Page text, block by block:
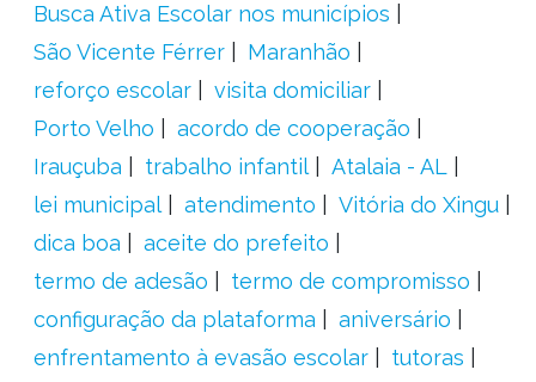
Busca Ativa Escolar nos municípios
São Vicente Férrer
Maranhão
reforço escolar
visita domiciliar
Porto Velho
acordo de cooperação
Irauçuba
trabalho infantil
Atalaia - AL
lei municipal
atendimento
Vitória do Xingu
dica boa
aceite do prefeito
termo de adesão
termo de compromisso
configuração da plataforma
aniversário
enfrentamento à evasão escolar
tutoras